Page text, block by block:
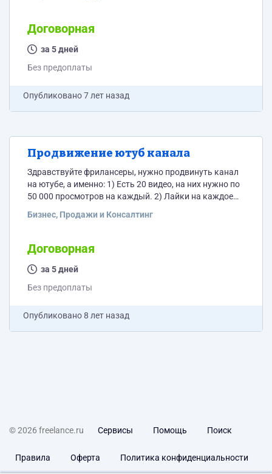
Договорная
за 5 дней
Без предоплаты
Опубликовано7 лет назад
Продвижение ютуб канала
Здравствуйте фрилансеры, нужно продвинуть канал
на ютубе, а именно: 1) Есть 20 видео, на них нужно по
50 000 просмотров на каждый. 2) Лайки на каждое
Бизнес, Продажи и Консалтинг
Договорная
за 5 дней
Без предоплаты
Опубликовано8 лет назад
© 2026 freelance.ru Сервисы Помощь Поиск
Правила Оферта Политика конфиденциальности